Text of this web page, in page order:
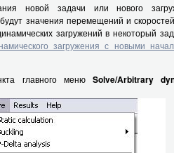
новой задачи или нового
значения перемещений и
загружений в некоторый
загружения с новыми
главного меню Solve/Arbitrary